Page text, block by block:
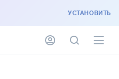
УСТАНОВИТЬ